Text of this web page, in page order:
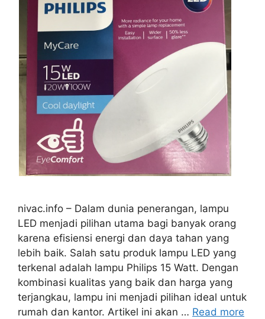
nivac.info – Dalam dunia penerangan, lampu
LED menjadi pilihan utama bagi banyak orang
karena efisiensi energi dan daya tahan yang
lebih baik. Salah satu produk lampu LED yang
terkenal adalah lampu Philips 15 Watt. Dengan
kombinasi kualitas yang baik dan harga yang
terjangkau, lampu ini menjadi pilihan ideal untuk
rumah dan kantor. Artikel ini akan … Read more